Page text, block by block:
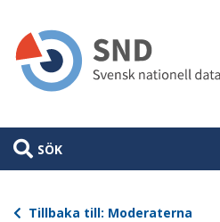
huvudinnehåll
SÖK
Tillbaka till: Moderaterna